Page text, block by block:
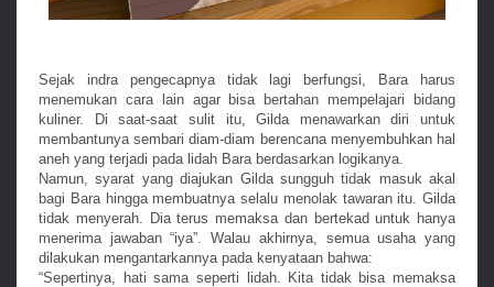
Sejak indra pengecapnya tidak lagi berfungsi, Bara harus
menemukan cara lain agar bisa bertahan mempelajari bidang
kuliner. Di saat-saat sulit itu, Gilda menawarkan diri untuk
membantunya sembari diam-diam berencana menyembuhkan hal
aneh yang terjadi pada lidah Bara berdasarkan logikanya.
Namun, syarat yang diajukan Gilda sungguh tidak masuk akal
bagi Bara hingga membuatnya selalu menolak tawaran itu. Gilda
tidak menyerah. Dia terus memaksa dan bertekad untuk hanya
menerima jawaban “iya”. Walau akhirnya, semua usaha yang
dilakukan mengantarkannya pada kenyataan bahwa:
“Sepertinya, hati sama seperti lidah. Kita tidak bisa memaksa